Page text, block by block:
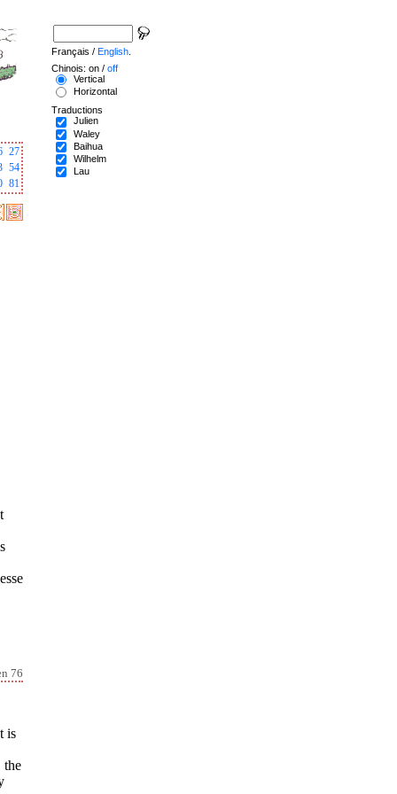
27
54
81
76
is
the
Français / English
Chinois: on / off
Vertical
Horizontal
Traductions
Julien
Waley
Baihua
Wilhelm
Lau